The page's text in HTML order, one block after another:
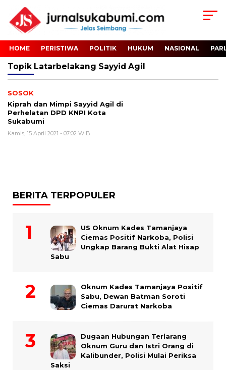
HOME PERISTIWA POLITIK HUKUM NASIONAL
Topik Latarbelakang Sayyid Agil
SOSOK
Kiprah dan Mimpi Sayyid Agil di
Perhelatan DPD KNPI Kota
Sukabumi
Kamis, 15 April 2021 - 07:02 WIB
BERITA TERPOPULER
US Oknum Kades Tamanjaya
Ciemas Positif Narkoba, Polisi
Ungkap Barang Bukti Alat Hisap
Sabu
Oknum Kades Tamanjaya Positif
Sabu, Dewan Batman Soroti
Ciemas Darurat Narkoba
Dugaan Hubungan Terlarang
Oknum Guru dan Istri Orang di
Kalibunder, Polisi Mulai Periksa
Saksi